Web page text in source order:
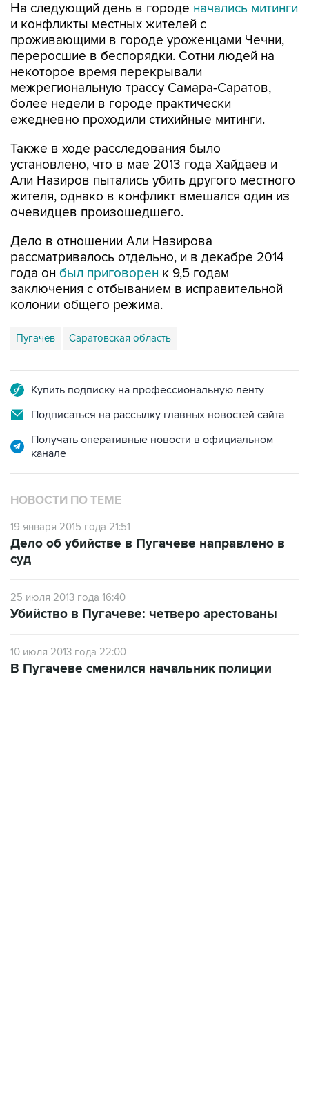
На следующий день в городе начались митинги
и конфликты местных жителей с
проживающими в городе уроженцами Чечни,
переросшие в беспорядки. Сотни людей на
некоторое время перекрывали
межрегиональную трассу Самара-Саратов,
более недели в городе практически
ежедневно проходили стихийные митинги.
Также в ходе расследования было
установлено, что в мае 2013 года Хайдаев и
Али Назиров пытались убить другого местного
жителя, однако в конфликт вмешался один из
очевидцев произошедшего.
Дело в отношении Али Назирова
рассматривалось отдельно, и в декабре 2014
года он был приговорен к 9,5 годам
заключения с отбыванием в исправительной
колонии общего режима.
Пугачев Саратовская область
Купить подписку на профессиональную ленту
Подписаться на рассылку главных новостей сайта
Получать оперативные новости в официальном
канале
НОВОСТИ ПО ТЕМЕ
19 января 2015 года 21:51
Дело об убийстве в Пугачеве направлено в
суд
25 июля 2013 года 16:40
Убийство в Пугачеве: четверо арестованы
10 июля 2013 года 22:00
В Пугачеве сменился начальник полиции